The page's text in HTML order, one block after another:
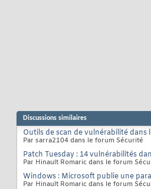
Discussions similaires
Outils de scan de vulnérabilité dans
Par sarra2104 dans le forum Sécurité
Patch Tuesday : 14 vulnérabilités
Par Hinault Romaric dans le forum
Windows : Microsoft publie une
Par Hinault Romaric dans le forum